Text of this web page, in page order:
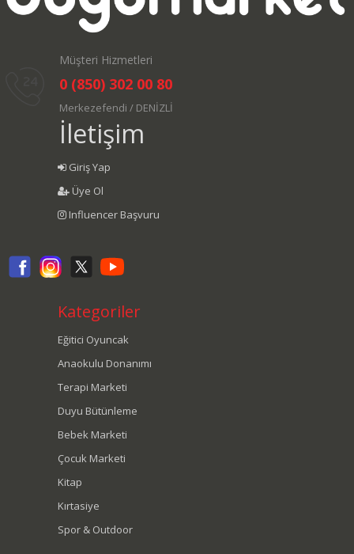
Müşteri Hizmetleri
0 (850) 302 00 80
Merkezefendi / DENİZLİ
İletişim
Giriş Yap
Üye Ol
Influencer Başvuru
Kategoriler
Eğitici Oyuncak
Anaokulu Donanımı
Terapi Marketi
Duyu Bütünleme
Bebek Marketi
Çocuk Marketi
Kitap
Kırtasiye
Spor & Outdoor